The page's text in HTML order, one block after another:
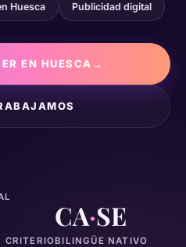
Huesca Publicidad digital
EN HUESCA →
CRITERIO
CA·SE
BILINGÜE NATIVO